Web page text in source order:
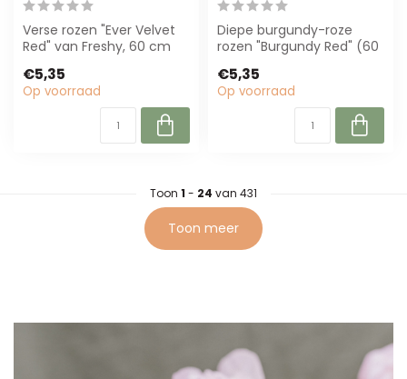
Verse rozen "Ever Velvet
Red" van Freshy, 60 cm
Perfect vo...
€5,35
Op voorraad
Diepe burgundy-roze
rozen "Burgundy Red" (60
bloemisten en...
€5,35
Op voorraad
Toon 1 - 24 van 431
Toon meer